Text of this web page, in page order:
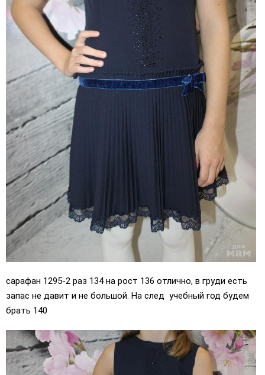
сарафан 1295-2 раз 134 на рост 136 отлично, в груди есть
запас не давит и не большой. На след учебный год будем
брать 140